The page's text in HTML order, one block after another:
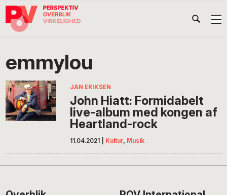
Gå
direkte
Skip
indhold
Gå
direkte
POV
International
emmylou
JAN ERIKSEN
John Hiatt: Formidabelt
live-album med kongen af
Heartland-rock
11.04.2021 Kultur, Musik